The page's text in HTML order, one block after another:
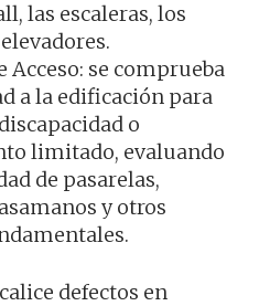
las escaleras, los
Acceso: se comprueba
a la edificación para
o
limitado, evaluando
de pasarelas,
y otros
defectos en